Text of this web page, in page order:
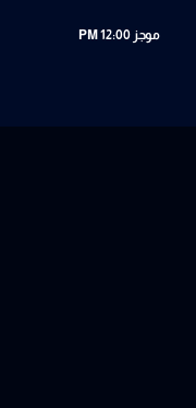
موجز 12:00 PM